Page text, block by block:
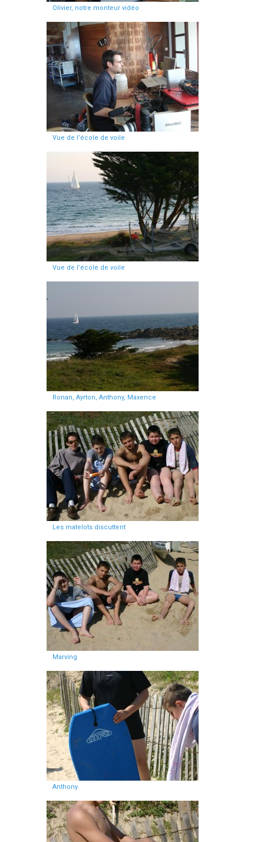
Olivier, notre monteur vidéo
Vue de l’école de voile
Vue de l’école de voile
Ronan, Ayrton, Anthony, Maxence
Les matelots discuttent
Marving
Anthony